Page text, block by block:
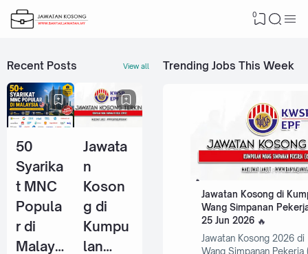
0
Recent Posts View all
50
Syarika
t MNC
Popula
r di
Malays
Jawata
n
Koson
g di
Kumpu
lan
Trending Jobs This Week
Jawatan Kosong di
Wang Simpanan
25 Jun 2026
Jawatan Kosong 2026 di
Wang Simpanan Pekerja